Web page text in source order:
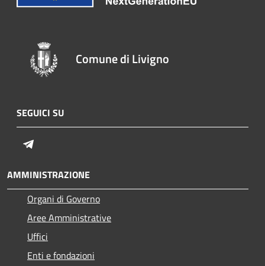
Comune di Livigno
SEGUICI SU
AMMINISTRAZIONE
Organi di Governo
Aree Amministrative
Uffici
Enti e fondazioni